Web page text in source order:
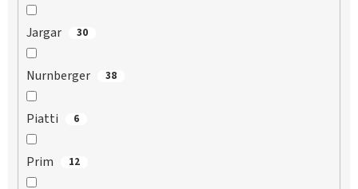
Jargar 30
Nurnberger 38
Piatti 6
Prim 12